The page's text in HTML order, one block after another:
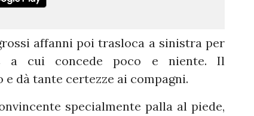
affanni poi trasloca a sinistra per
a cui concede poco e niente. Il
dà tante certezze ai compagni.
specialmente palla al piede,